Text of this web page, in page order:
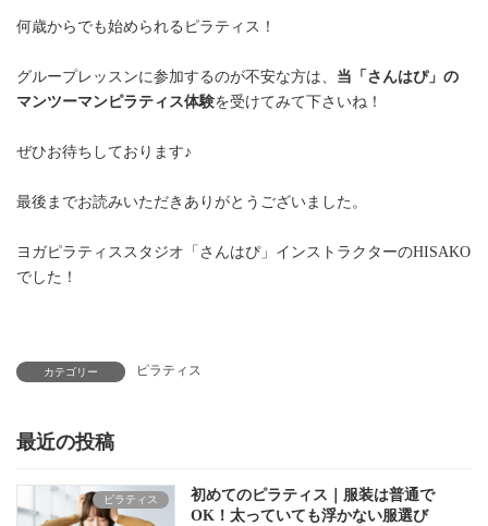
何歳からでも始められるピラティス！
グループレッスンに参加するのが不安な方は、 当「さんはぴ」の
マンツーマンピラティス体験を受けてみて下さいね！
ぜひお待ちしております♪
最後までお読みいただきありがとうございました。
ヨガピラティススタジオ「さんはぴ」インストラクターのHISAKO
でした！
カテゴリー ピラティス
最近の投稿
ピラティス
初めてのピラティス｜服装は普通で
OK！太っていても浮かない服選び